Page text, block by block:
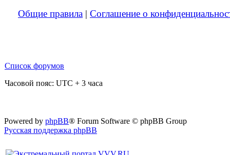
Общие правила | Соглашение о
Список форумов
Часовой пояс: UTC + 3 часа
Powered by phpBB® Forum Software © phpBB Group
Русская поддержка phpBB